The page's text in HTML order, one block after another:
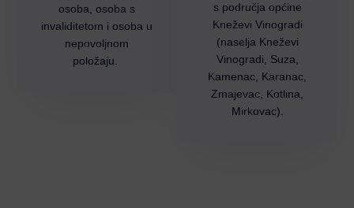
osoba, osoba s
invaliditetom i osoba u
nepovoljnom
položaju.
s područja općine
Kneževi Vinogradi
(naselja Kneževi
Vinogradi, Suza,
Kamenac, Karanac,
Zmajevac, Kotlina,
Mirkovac).